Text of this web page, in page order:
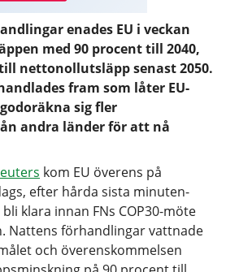
enades EU i veckan
med 90 procent till 2040,
nettonollutsläpp senast 2050.
fram som låter EU-
sig fler
andra länder för att nå
kom EU överens på
efter hårda sista minuten-
klara innan FNs COP30-möte
Nattens förhandlingar vattnade
och överenskommelsen